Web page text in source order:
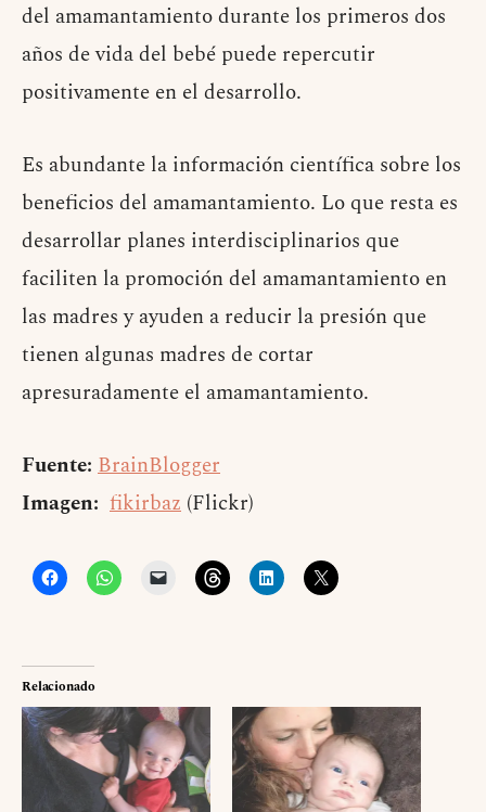
del amamantamiento durante los primeros dos
años de vida del bebé puede repercutir
positivamente en el desarrollo.
Es abundante la información científica sobre los
beneficios del amamantamiento. Lo que resta es
desarrollar planes interdisciplinarios que
faciliten la promoción del amamantamiento en
las madres y ayuden a reducir la presión que
tienen algunas madres de cortar
apresuradamente el amamantamiento.
Fuente: BrainBlogger
Imagen: fikirbaz (Flickr)
Relacionado